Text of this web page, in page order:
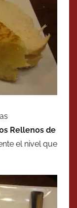
Rellenos de
el nivel que